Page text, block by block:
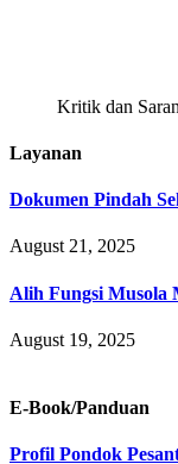
Kritik dan
Layanan
Dokumen Pindah
August 21, 2025
Alih Fungsi Musola
August 19, 2025
E-Book/Panduan
Profil Pondok